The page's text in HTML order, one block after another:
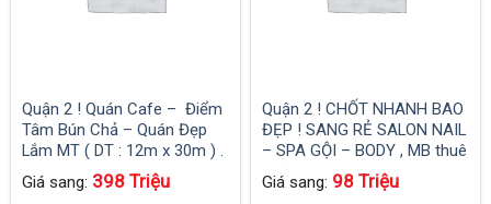
Quận 2 ! Quán Cafe – Điểm
Tâm Bún Chả – Quán Đẹp
Lắm MT ( DT : 12m x 30m ) .
Ngay MT đường khu dân cư
kinh doanh sầm uất
Giá sang: 398 Triệu
Quận 2 ! CHỐT NHANH BAO
ĐẸP ! SANG RẺ SALON NAIL
– SPA GỘI – BODY , MB thuê
chỉ có 10 tr/ tháng
Giá sang: 98 Triệu